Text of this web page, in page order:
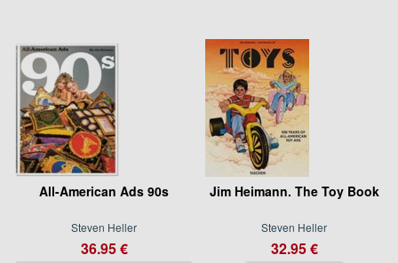
All-American Ads 90s
Steven Heller
36.95 €
Jim Heimann. The Toy Book
Steven Heller
32.95 €